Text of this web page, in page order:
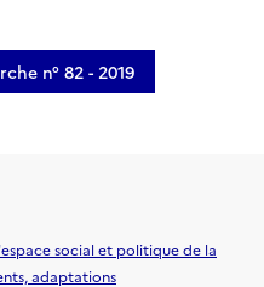
n° 82 - 2019
social et politique de la
adaptations